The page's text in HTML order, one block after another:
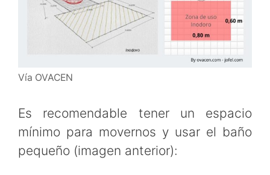
Vía OVACEN
Es recomendable tener un espacio
mínimo para movernos y usar el baño
pequeño (imagen anterior):